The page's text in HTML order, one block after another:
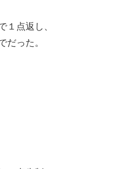
１点返し、
だった。